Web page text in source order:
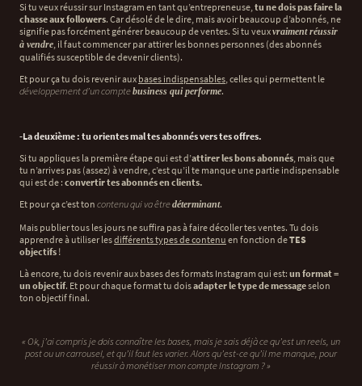
Si tu veux réussir sur Instagram en tant qu’entrepreneuse,tu ne dois pas faire la
chasse aux followers. Car désolé de le dire, mais avoir beaucoup d’abonnés, ne
signifie pas forcément générer beaucoup de ventes. Si tu veuxvraiment réussir
à vendre, il faut commencer par attirer les bonnes personnes (des abonnés
qualifiés susceptible de devenir clients).
Et pour ça tu dois revenir aux bases indispensables, celles qui permettent le
développement d’un comptebusiness qui performe.
-La deuxième : tu orientes mal tes abonnés vers tes offres.
Si tu appliques la première étape qui est d’attirer les bons abonnés, mais que
tu n’arrives pas (assez) à vendre, c’est qu’il te manque une partie indispensable
qui est de : convertir tes abonnés en clients.
Et pour ça c’est ton contenu qui va êtredéterminant.
Mais publier tous les jours ne suffira pas à faire décoller tes ventes. Tu dois
apprendre à utiliser lesdifférents types de contenu en fonction deTES
objectifs !
Là encore, tu dois revenir aux bases des formats Instagram qui est: un format =
un objectif. Et pour chaque format tu doisadapter le type de messageselon
ton objectif final.
« Ok, j’ai compris je dois connaître les bases, mais je sais déjà ce qu’est un reels, un
post ou un carrousel, et qu’il faut les varier. Alors qu’est-ce qu’il me manque, pour
réussir à monétiser mon compte Instagram ? »